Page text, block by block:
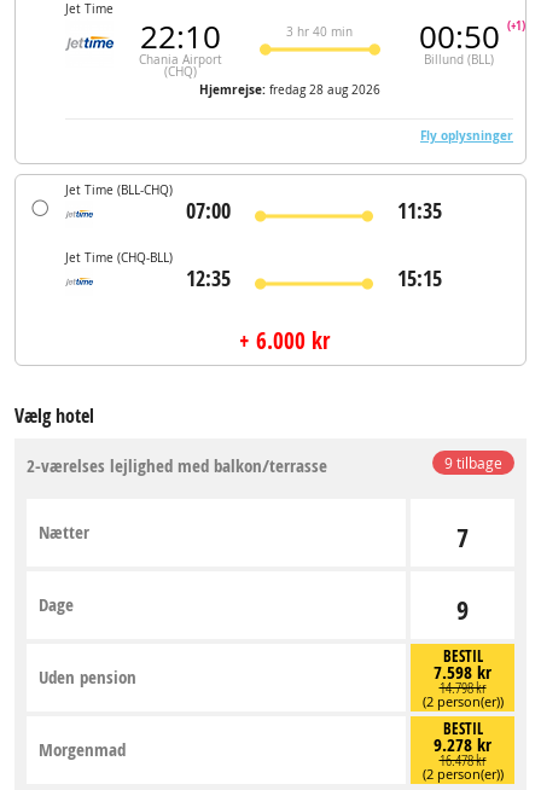
Jet Time
22:10
Chania Airport
(CHQ)
3 hr 40 min 00:50
Billund (BLL)
(+1)
Hjemrejse: fredag 28 aug 2026
Fly oplysninger
Jet Time (BLL-CHQ)
07:00 11:35
Jet Time (CHQ-BLL)
12:35 15:15
+ 6.000 kr
Vælg hotel
9 tilbage
2-værelses lejlighed med balkon/terrasse
7
Nætter
9
Dage
BESTIL
7.598 kr
14.798 kr
(2 person(er))
Uden pension
BESTIL
9.278 kr
16.478 kr
(2 person(er))
Morgenmad